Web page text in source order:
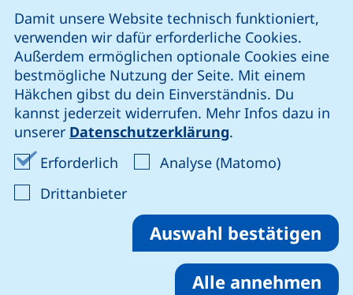
Damit unsere Website technisch funktioniert,
verwenden wir dafür erforderliche Cookies.
Außerdem ermöglichen optionale Cookies eine
bestmögliche Nutzung der Seite. Mit einem
Häkchen gibst du dein Einverständnis. Du
kannst jederzeit widerrufen. Mehr Infos dazu in
unserer Datenschutzerklärung.
Erforderlich Erforderliche Cookies akzeptieren
Analyse (Matomo)Analyse-
Drittanbieter: Cookies von Drittanbieter
Auswahl bestätigen
Alle annehmen
unsere Facebook-Seite (externer Link, öffnet neues
unsere LinkedIn-Seite (externer Link, öffnet
unsere Instagram-Seite (externer Link,
unsere YouTube-Seite (externer
Cookie-Einstellungen
Impressum
Datenschutz
Erklärung zur Barrierefreiheit